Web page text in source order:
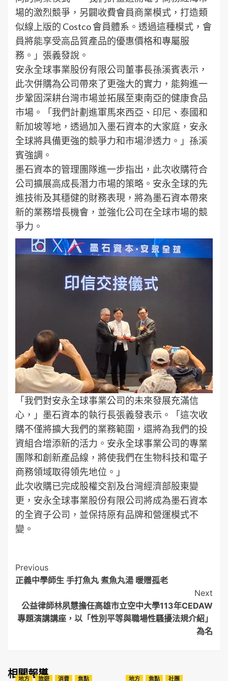
場的激烈競爭，另闢收費會員商業模式，打造類
似線上版的 Costco 會員體系。透過這種模式，會
員將能享受高品質產品的優惠價格和專屬服
務。」張義發說。
安永全球事業股份有限公司董事長孫溪賓表示，
此次併購為公司帶來了更強大的實力，能夠進一
步鞏固深耕台灣市場並拓展至東南亞的健康食品
市場。「我們計劃進軍馬來西亞、印尼、泰國和
新加坡等地，透過加入墨石資本的大家庭，安永
全球將具備更強的競爭力和市場滲透力。」孫溪
賓強調。
墨石資本的管理團隊進一步指出，此次收購符合
公司擴展高成長潛力市場的策略。安永全球的先
進技術及其穩健的財務表現，將為墨石資本帶來
新的業務增長機會，並強化公司在全球市場的競
爭力。
「我們對安永全球事業公司的未來發展充滿信
心，」墨石資本的執行長張義發表示。「這次收
購不僅將擴大我們的業務範圍，還將為我們的投
資組合增添新的活力。安永全球事業公司的專業
團隊和創新產品線，將使我們在生物科技和電子
商務領域取得領先地位。」
此次收購已完成股權交割及台灣經濟部股東變
更，安永全球事業股份有限公司將成為墨石資本
的全資子公司，並保持原有品牌和營運模式不
變。
Post
Navigation
Previous
正義中學師生 手打魚丸 煮魚丸湯 暖贈孤老
Next
公益律師林夙慧擔任高雄市立空中大學113年CEDAW
專題演講講座，以「性別平等與職場性騷擾法規介紹」
為名
相關報導
地方 旅遊 消費 焦點 地方 焦點 社團